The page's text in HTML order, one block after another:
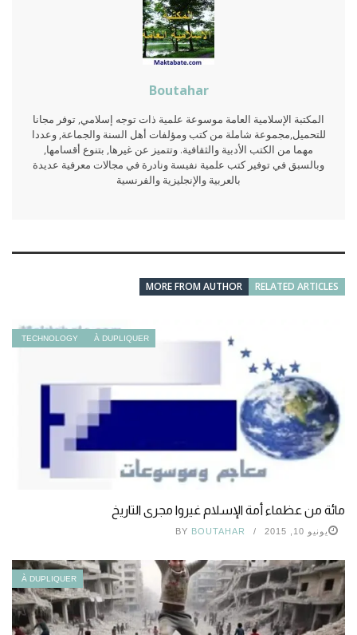
Boutahar
المكتبة الإسلامية العامة موسوعة علمية ذات توجه إسلامي, توفر مجانا
للتحميل,مجموعة شاملة من كتب ومؤلفات أهل السنة والجماعة, وعددا
مهما من الكتب الأدبية والثقافية. وتتميز عن غيرها, بتنوع أقسامها,
وبالسبق في توفير كتب علمية نفيسة ونادرة في مجالات معرفية عديدة
بالعربية والإنجليزية والفرنسية
RELATED ARTICLES
MORE FROM AUTHOR
À DUPLIQUER
TECHNOLOGY
مائة من عظماء أمة الإسلام غيروا مجرى التاريخ
يونيو 10, 2015 BY BOUTAHAR
À DUPLIQUER